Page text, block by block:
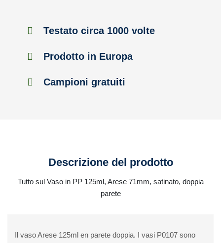
Testato circa 1000 volte
Prodotto in Europa
Campioni gratuiti
Descrizione del prodotto
Tutto sul Vaso in PP 125ml, Arese 71mm, satinato, doppia
parete
Il vaso Arese 125ml en parete doppia. I vasi P0107 sono